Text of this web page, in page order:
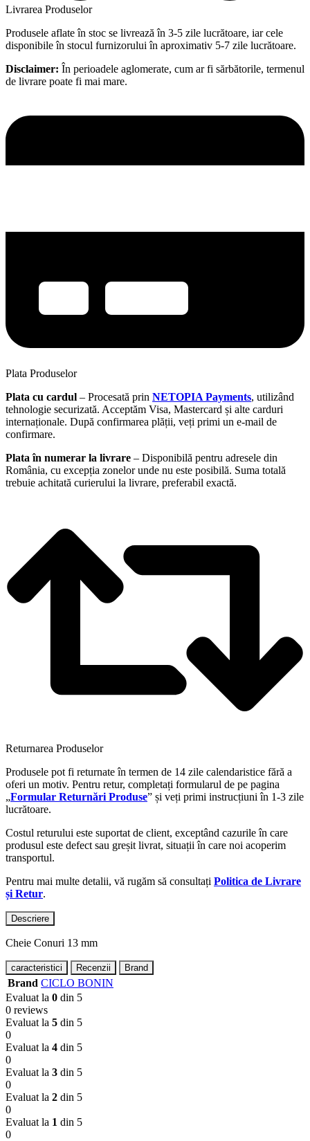
Livrarea Produselor
Produsele aflate în stoc se livrează în 3-5 zile lucrătoare, iar cele
disponibile în stocul furnizorului în aproximativ 5-7 zile lucrătoare.
Disclaimer: În perioadele aglomerate, cum ar fi sărbătorile, termenul
de livrare poate fi mai mare.
Plata Produselor
Plata cu cardul – Procesată prin NETOPIA Payments, utilizând
tehnologie securizată. Acceptăm Visa, Mastercard și alte carduri
internaționale. După confirmarea plății, veți primi un e-mail de
confirmare.
Plata în numerar la livrare – Disponibilă pentru adresele din
România, cu excepția zonelor unde nu este posibilă. Suma totală
trebuie achitată curierului la livrare, preferabil exactă.
Returnarea Produselor
Produsele pot fi returnate în termen de 14 zile calendaristice fără a
oferi un motiv. Pentru retur, completați formularul de pe pagina
„Formular Returnări Produse” și veți primi instrucțiuni în 1-3 zile
lucrătoare.
Costul returului este suportat de client, exceptând cazurile în care
produsul este defect sau greșit livrat, situații în care noi acoperim
transportul.
Pentru mai multe detalii, vă rugăm să consultați Politica de Livrare
și Retur.
Descriere
Cheie Conuri 13 mm
caracteristici Recenzii Brand
Brand CICLO BONIN
Evaluat la 0 din 5
0 reviews
Evaluat la 5 din 5
0
Evaluat la 4 din 5
0
Evaluat la 3 din 5
0
Evaluat la 2 din 5
0
Evaluat la 1 din 5
0